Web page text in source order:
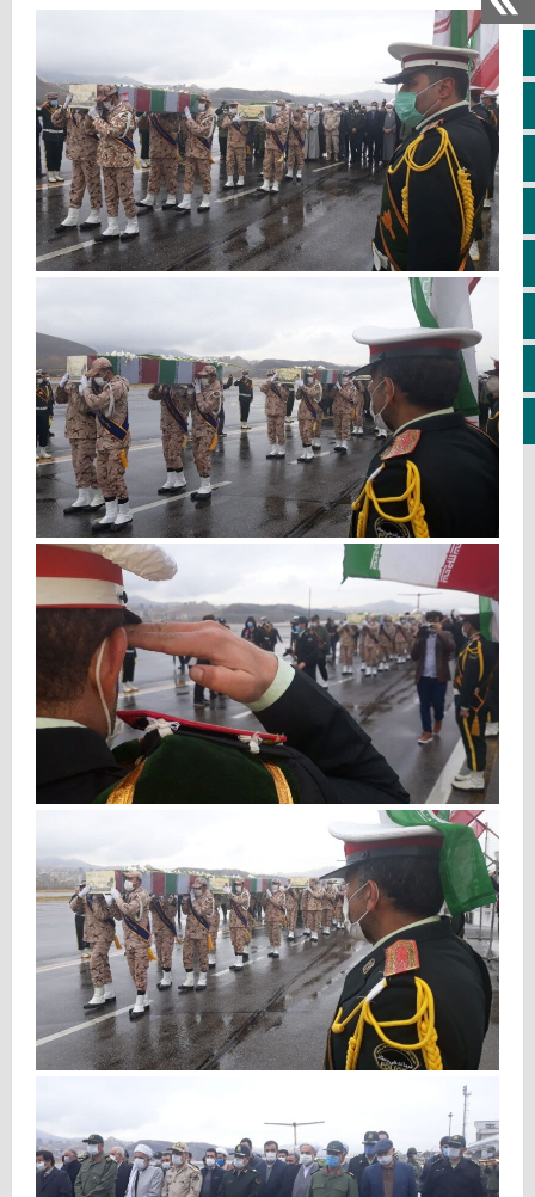
خانه
ویژه خبری
اپلیکیشن سایت
سروش
اینستاگرام
کانال تلگرام